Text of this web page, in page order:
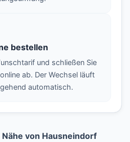
bestellen
und schließen Sie
ab. Der Wechsel läuft
automatisch.
von Hausneindorf